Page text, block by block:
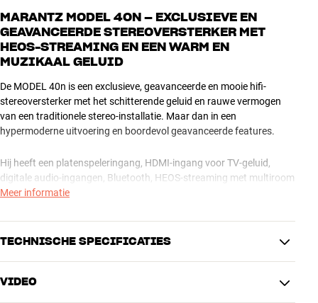
MARANTZ MODEL 40N – EXCLUSIEVE EN
GEAVANCEERDE STEREOVERSTERKER MET
HEOS-STREAMING EN EEN WARM EN
MUZIKAAL GELUID
De MODEL 40n is een exclusieve, geavanceerde en mooie hifi-
stereoversterker met het schitterende geluid en rauwe vermogen
van een traditionele stereo-installatie. Maar dan in een
hypermoderne uitvoering en boordevol geavanceerde features.
Hij heeft een platenspeleringang, HDMI-ingang voor TV-geluid,
digitale audio-ingangen, Bluetooth, HEOS-streaming met multiroom
en toegang tot de meest populaire streamingservices – kortom,
De voorkant en de knoppen zijn gemaakt van aluminium. En als je
geniet van je muziek – elke keer dat je deze versterker aanzet.
Meer informatie
TECHNISCHE SPECIFICATIES
VIDEO